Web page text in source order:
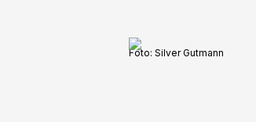
Foto: Silver Gutmann